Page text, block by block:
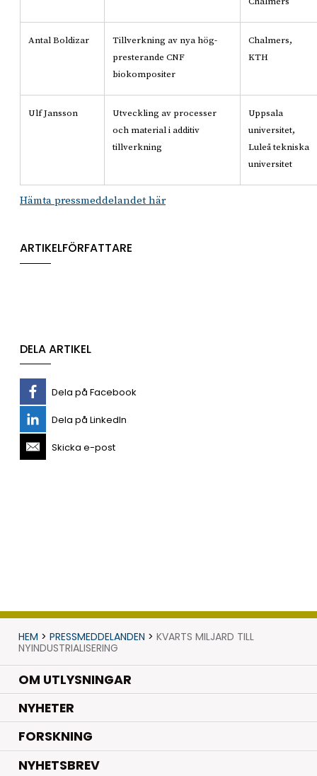
Antal Boldizar
Tillverkning av nya hög-
presterande CNF
biokompositer
Chalmers,
KTH
Ulf Jansson
Utveckling av processer
och material i additiv
tillverkning
Uppsala
universitet,
Luleå tekniska
universitet
Hämta pressmeddelandet här
ARTIKELFÖRFATTARE
DELA ARTIKEL
Dela på Facebook
Dela på LinkedIn
Skicka e-post
HEM > PRESSMEDDELANDEN > KVARTS MILJARD TILL
NYINDUSTRIALISERING
OM UTLYSNINGAR
NYHETER.
FORSKNING.
NYHETSBREV